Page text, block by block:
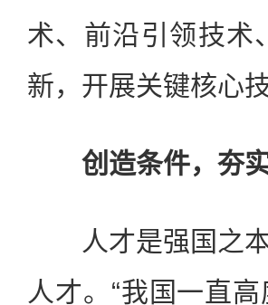
术、前沿引领技术
新，开展关键核心
创造条件，夯
人才是强国之本
人才。“我国一直